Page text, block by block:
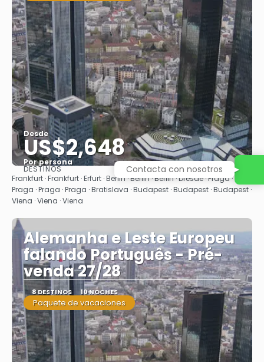
Desde
US$2,648
Por persona
Ver
DESTINOS
Frankfurt · Frankfurt · Erfurt · Berlin · Berlin · Berlin · Dresde · Praga ·
Praga · Praga · Praga · Bratislava · Budapest · Budapest · Budapest ·
Viena · Viena · Viena
Alemanha e Leste Europeu
falando Português - Pré-
venda 27/28
8 DESTINOS 10 NOCHES
Paquete de vacaciones
Contacta con nosotros